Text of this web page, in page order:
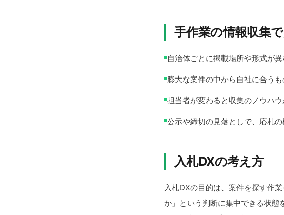
手作業の情報収集
自治体ごとに掲載場所や形式が
膨大な案件の中から自社に合う
担当者が変わると収集のノウハ
公示や締切の見落としで、応札
入札DXの考え方
入札DXの目的は、案件を探す作
か」という判断に集中できる状態